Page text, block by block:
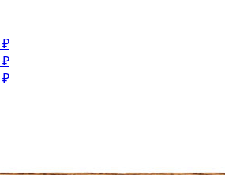
₽
₽
₽